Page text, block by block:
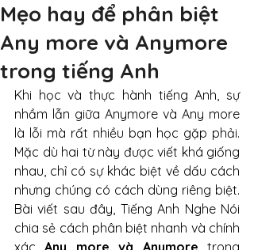
Mẹo hay để phân biệt
Any more và Anymore
trong tiếng Anh
Khi học và thực hành tiếng Anh, sự
nhầm lẫn giữa Anymore và Any more
là lỗi mà rất nhiều bạn học gặp phải.
Mặc dù hai từ này được viết khá giống
nhau, chỉ có sự khác biệt về dấu cách
nhưng chúng có cách dùng riêng biệt.
Bài viết sau đây, Tiếng Anh Nghe Nói
chia sẻ cách phân biệt nhanh và chính
xác Any more và Anymore trong